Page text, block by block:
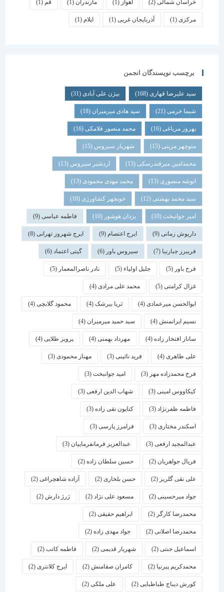
خراسان شمالی(2) اهواز مازندران(1) قم
(1) آذربایجان غربی(1) ایلام
برچسب نویسندگان انجمن
سید علیرضا قهاری(168) بیژن علی آبادی(31)
شیما خرمی(21) سید هادی میرمیران(18)
بهروز مرباغی (16) محمد منصور فلامکی (16)
منوچهر مزینی(15) شهریار سیروس(15)
محمدامین میرفندرسکی(13) اردشیر سیروس(13)
انوشه منصوری(13) محمد مهدی محمودی(13)
سید محمد بهشتی(12) خوبچهر کشاورزی(10)
امیر جوانبخت(10) یزدان هوشور(10) فاطمه عباسی(9)
داریوش زمانی(9) ایرج اعتصام(9) ایرج شهروز تهرانی(8)
فریبرز جبارنیا(7) سیروس باور(6) گیتی اعتماد(6)
فرخ باور(5) جلیل اولیاء(5) نادر ناصرالمعمار (5)
غزال کرامتی(5) محمد علی مرادی(4)
ابوالحسن میرعمادی(4) ثریا بیرشک(4) محمود گلابچی(4)
نسیم ایرانمنش(4) سید حمید میرمیران(4)
ساناز افتخار زاده(4) مهرداد بهمنی (4) پرویز طلایی(4)
علی طاهری(4) فرید نائینی(3) مهناز محمودی(3)
فرخ محمدزاده مهر(3) امید جوانبخت(3)
کیکاووس امینی(3) شهاب الدین ارفعی(3)
فاطمه ظفرنژاد(3) کتایون تقی زاده(3)
اسكندر مختاری (3) فرامرز پارسی(3)
عبدالمجید ارفعی(3) عبدالعزیز فرمانفرماییان(3)
فریال جواهریان(2) حسین سلطان زاده(2)
علی نقی گلریز(2) حسن بلخاری(2) آزاده شاهچراغی(2)
جواد میرحسینی(2) مسعود علی نژاد(2) ژرژ دارش (2)
محمدرضا کارگر(2) ابراهیم حقیقی(2)
محمدرضا اصلانی(2) جواد مهدی زاده(2)
اسماعیل جنتی(2) شهریار قدیمی(2) فاطمه کاتب(2)
محمدکریم پیرنیا (2) کامران صفامنش(2) ایرج کلانتری (2)
کورش دیباج طباطبایی(2) علی ملکی(2)